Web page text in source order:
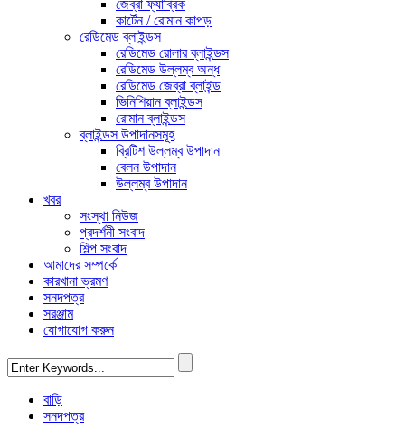
জেব্রা ফ্যাব্রিক
কার্টেন / রোমান কাপড়
রেডিমেড ব্লাইন্ডস
রেডিমেড রোলার ব্লাইন্ডস
রেডিমেড উল্লম্ব অন্ধ
রেডিমেড জেব্রা ব্লাইন্ড
ভিনিশিয়ান ব্লাইন্ডস
রোমান ব্লাইন্ডস
ব্লাইন্ডস উপাদানসমূহ
ব্রিটিশ উল্লম্ব উপাদান
বেলন উপাদান
উল্লম্ব উপাদান
খবর
সংস্থা নিউজ
প্রদর্শনী সংবাদ
শিল্প সংবাদ
আমাদের সম্পর্কে
কারখানা ভ্রমণ
সনদপত্র
সরঞ্জাম
যোগাযোগ করুন
বাড়ি
সনদপত্র